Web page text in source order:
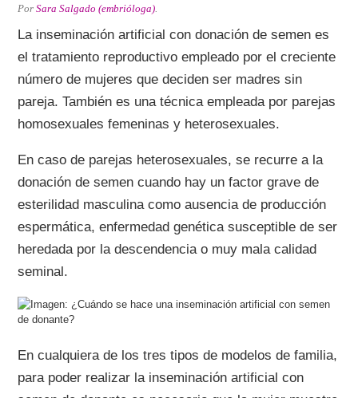
PorSara Salgado (embrióloga).
La inseminación artificial con donación de semen es
el tratamiento reproductivo empleado por el creciente
número de mujeres que deciden ser madres sin
pareja. También es una técnica empleada por parejas
homosexuales femeninas y heterosexuales.
En caso de parejas heterosexuales, se recurre a la
donación de semen cuando hay un factor grave de
esterilidad masculina como ausencia de producción
espermática, enfermedad genética susceptible de ser
heredada por la descendencia o muy mala calidad
seminal.
En cualquiera de los tres tipos de modelos de familia,
para poder realizar la inseminación artificial con